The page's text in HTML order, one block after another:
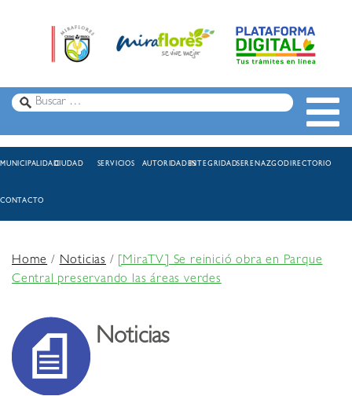
MUNICIPALIDADCIUDAD SERVICIOS AUTORIDADESINTEGRIDADSERENAZGODIRECTORIO
CONTACTO
Home/Noticias /
[MiraTV] Se reinició obra en Parque
Central preservando las áreas verdes
Noticias